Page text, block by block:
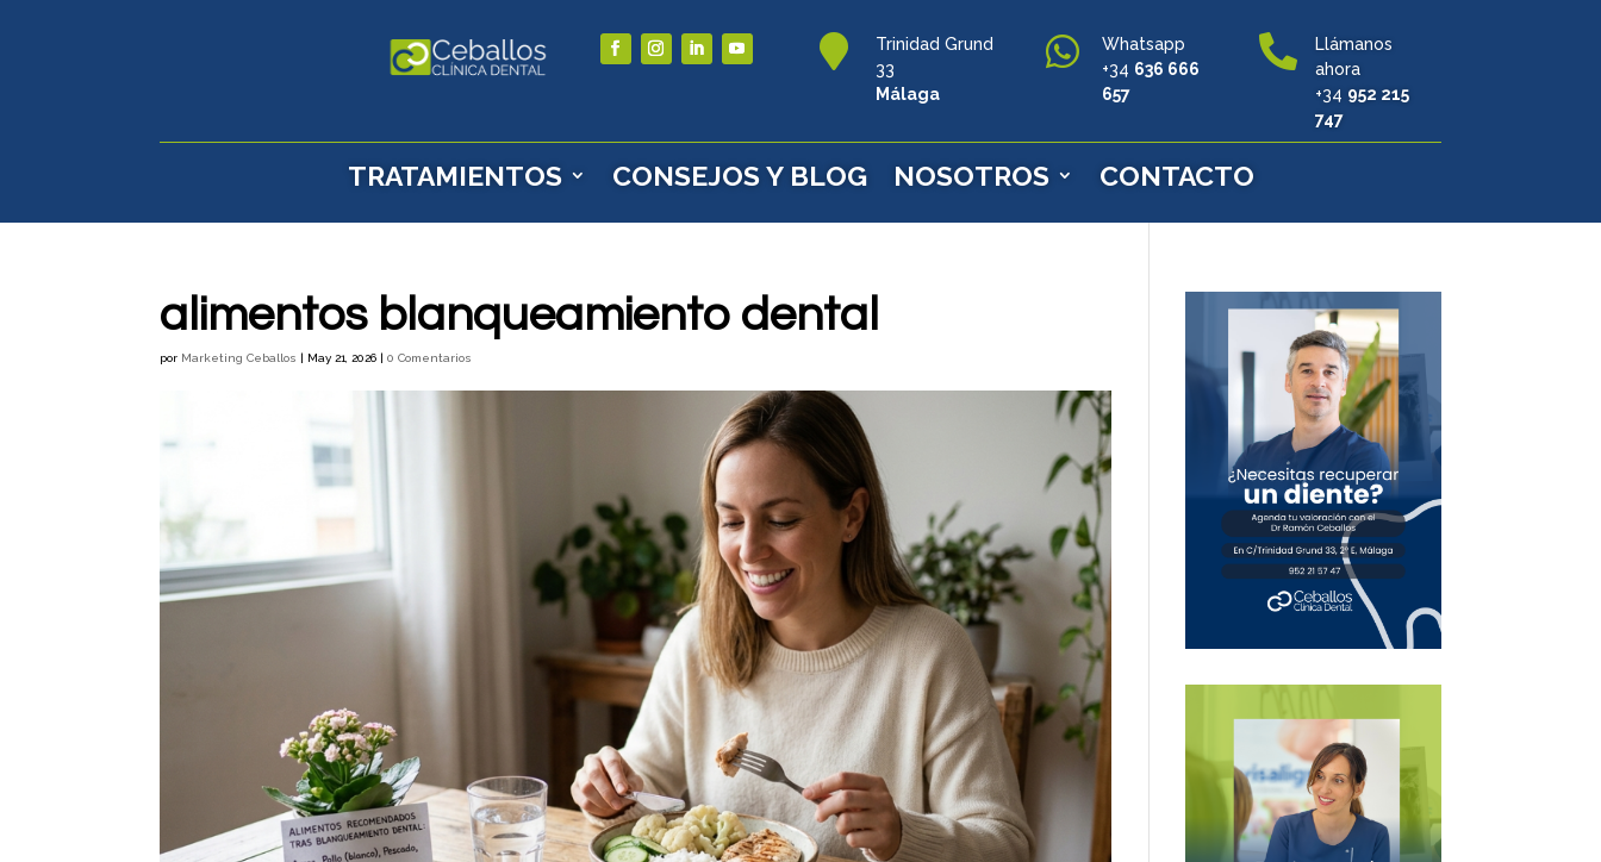

Trinidad Grund
33
Málaga

Whatsapp
+34 636 666
657

Llámanos
ahora
+34 952 215
747
TRATAMIENTOS CONSEJOS Y BLOG NOSOTROS CONTACTO
alimentos blanqueamiento dental
por Marketing Ceballos | May 21, 2026 |0 Comentarios